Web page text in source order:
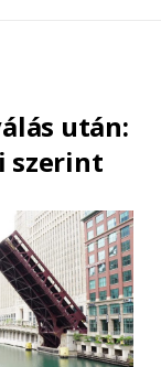
után:
szerint